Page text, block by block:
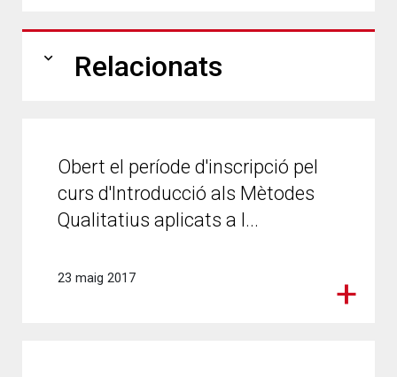
expand_more Relacionats
Obert el període d'inscripció pel
curs d'Introducció als Mètodes
Qualitatius aplicats a l...
23 maig 2017